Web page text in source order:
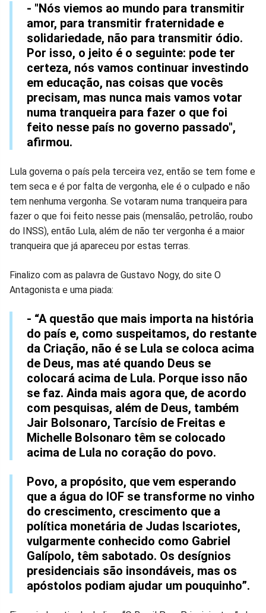
- "Nós viemos ao mundo para transmitir
amor, para transmitir fraternidade e
solidariedade, não para transmitir ódio.
Por isso, o jeito é o seguinte: pode ter
certeza, nós vamos continuar investindo
em educação, nas coisas que vocês
precisam, mas nunca mais vamos votar
numa tranqueira para fazer o que foi
feito nesse país no governo passado",
afirmou.
Lula governa o país pela terceira vez, então se tem fome e
tem seca e é por falta de vergonha, ele é o culpado e não
tem nenhuma vergonha. Se votaram numa tranqueira para
fazer o que foi feito nesse pais (mensalão, petrolão, roubo
do INSS), então Lula, além de não ter vergonha é a maior
tranqueira que já apareceu por estas terras.
Finalizo com as palavra de Gustavo Nogy, do site O
Antagonista e uma piada:
- “A questão que mais importa na história
do país e, como suspeitamos, do restante
da Criação, não é se Lula se coloca acima
de Deus, mas até quando Deus se
colocará acima de Lula. Porque isso não
se faz. Ainda mais agora que, de acordo
com pesquisas, além de Deus, também
Jair Bolsonaro, Tarcísio de Freitas e
Michelle Bolsonaro têm se colocado
acima de Lula no coração do povo.
Povo, a propósito, que vem esperando
que a água do IOF se transforme no vinho
do crescimento, crescimento que a
política monetária de Judas Iscariotes,
vulgarmente conhecido como Gabriel
Galípolo, têm sabotado. Os desígnios
presidenciais são insondáveis, mas os
apóstolos podiam ajudar um pouquinho”.